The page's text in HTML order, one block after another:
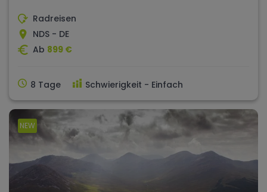
Radreisen
NDS - DE
Ab 899 €
8 Tage Schwierigkeit - Einfach
NEW